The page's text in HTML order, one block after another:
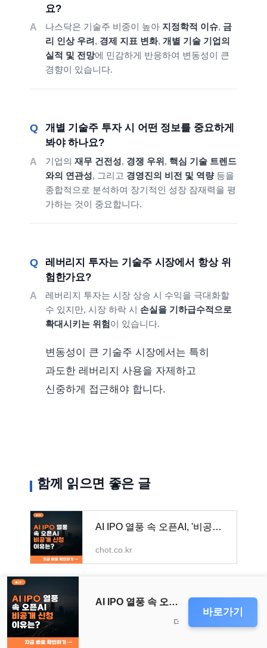
요?
나스닥은 기술주 비중이 높아 지정학적 이슈, 금
리 인상 우려 , 경제 지표 변화, 개별 기술 기업의
실적 및 전망에 민감하게 반응하여 변동성이 큰
경향이 있습니다.
개별 기술주 투자 시 어떤 정보를 중요하게
봐야 하나요?
기업의 재무 건전성, 경쟁 우위 , 핵심 기술 트렌드
와의 연관성, 그리고 경영진의 비전 및 역량등을
종합적으로 분석하여 장기적인 성장 잠재력을 평
가하는 것이 중요합니다.
레버리지 투자는 기술주 시장에서 항상 위
험한가요?
레버리지 투자는 시장 상승 시 수익을 극대화할
수 있지만, 시장 하락 시 손실을 기하급수적으로
확대시키는 위험이 있습니다.
변동성이 큰 기술주 시장에서는 특히
과도한 레버리지 사용을 자제하고
신중하게 접근해야 합니다.
함께 읽으면 좋은 글
AI IPO 열풍 속 오픈AI, '비공개 신청' 이유는? 투자자 필독 정보 - BBT 쏙쏙 정보통
chot.co.kr
올해부터 첫만남이용권 신청 없이 자동 지급! 바로 확인하세요 - BBT 쏙쏙 정보통
AI IPO 열풍 속 오픈AI, '비공개 신청' 이유는? 투자자 필독 정보 - BBT 쏙쏙 정보통
더 많은 IPO 정보를 알아보
바로가기